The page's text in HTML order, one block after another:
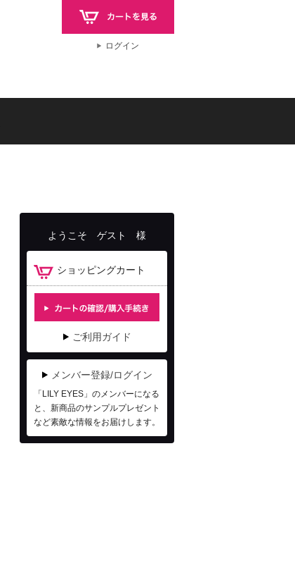
ようこそ ゲスト 様
ショッピングカート
ご利用ガイド
メンバー登録/ログイン
「LILY EYES」のメンバーになる
と、新商品のサンプルプレゼント
など素敵な情報をお届けします。
ログイン